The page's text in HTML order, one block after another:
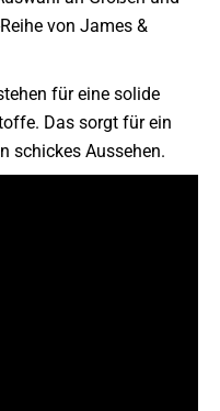
von James &
für eine solide
Das sorgt für ein
schickes Aussehen.